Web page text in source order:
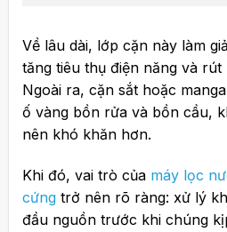
Về lâu dài, lớp cặn này làm
tăng tiêu thụ điện năng và
Ngoài ra, cặn sắt hoặc
ố vàng bồn rửa và bồn cầu,
nên khó khăn hơn.
Khi đó, vai trò của máy lọc
cứngtrở nên rõ ràng: xử lý
đầu nguồn trước khi chúng